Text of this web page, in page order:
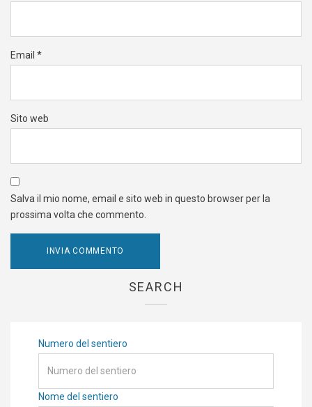
Email *
Sito web
Salva il mio nome, email e sito web in questo browser per la
prossima volta che commento.
SEARCH
Numero del sentiero
Nome del sentiero